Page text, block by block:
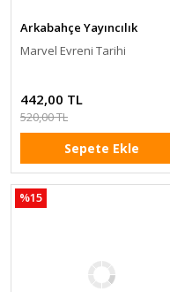
Arkabahçe Yayıncılık
Marvel Evreni Tarihi
442,00 TL
520,00 TL
Sepete Ekle
%15